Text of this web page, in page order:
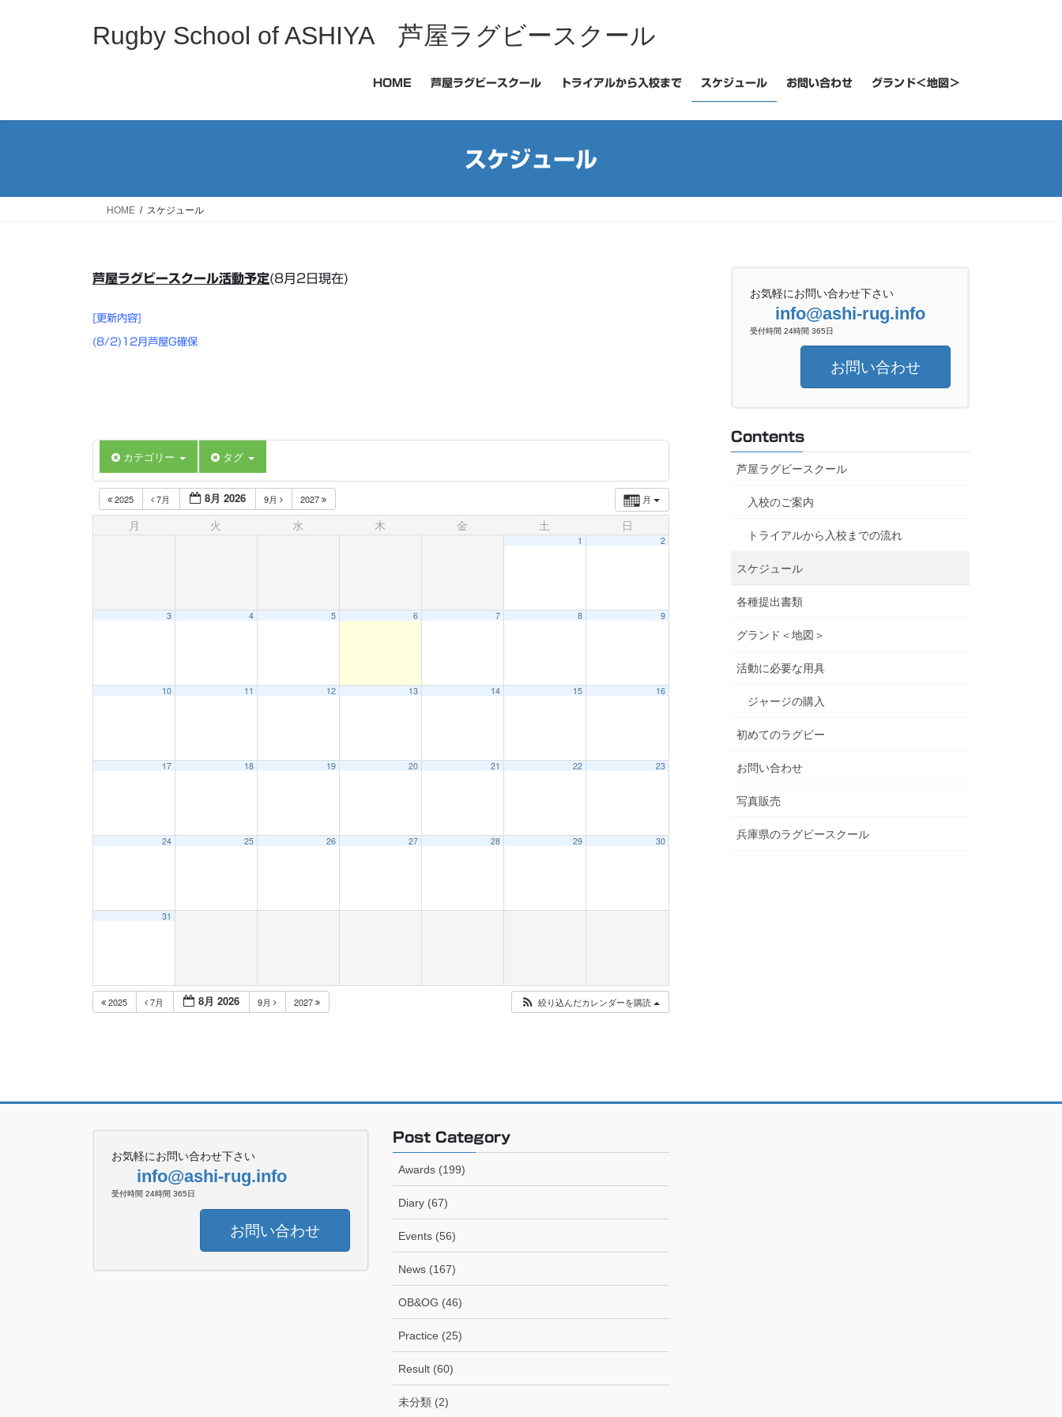
ス
ン
Rugby School of ASHIYA 芦屋ラグビースクール
HOME 芦屋ラグビースクール トライアルから入校まで スケジュール お問い合わせ グランド＜地図＞
スケジュール
HOME スケジュール
芦屋ラグビースクール活動予定(8月2日現在)
[更新内容]
(8/2)12月芦屋G確保
カテゴリー タグ
月
2025 7月 8月 2026 9月 2027
月 火 水 木 金 土 日
1 2
3 4 5 6 7 8 9
10 11 12 13 14 15 16
17 18 19 20 21 22 23
24 25 26 27 28 29 30
31
2025 7月 8月 2026 9月 2027 絞り込んだカレンダーを購読
お気軽にお問い合わせ下さい
info@ashi-rug.info
受付時間 24時間 365日
お問い合わせ
Contents
芦屋ラグビースクール
入校のご案内
トライアルから入校までの流れ
スケジュール
各種提出書類
グランド＜地図＞
活動に必要な用具
ジャージの購入
初めてのラグビー
お問い合わせ
写真販売
兵庫県のラグビースクール
お気軽にお問い合わせ下さい
info@ashi-rug.info
受付時間 24時間 365日
お問い合わせ
Post Category
Awards (199)
Diary (67)
Events (56)
News (167)
OB&OG (46)
Practice (25)
Result (60)
未分類 (2)